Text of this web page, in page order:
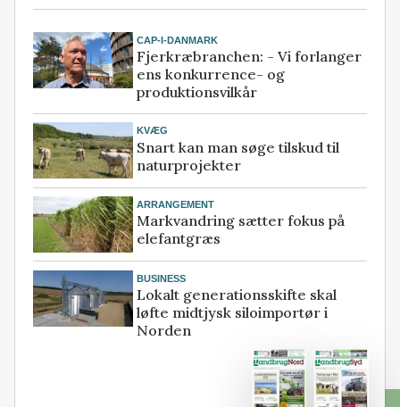
CAP-I-DANMARK
Fjerkræbranchen: - Vi forlanger
ens konkurrence- og
produktionsvilkår
KVÆG
Snart kan man søge tilskud til
naturprojekter
ARRANGEMENT
Markvandring sætter fokus på
elefantgræs
BUSINESS
Lokalt generationsskifte skal
løfte midtjysk siloimportør i
Norden